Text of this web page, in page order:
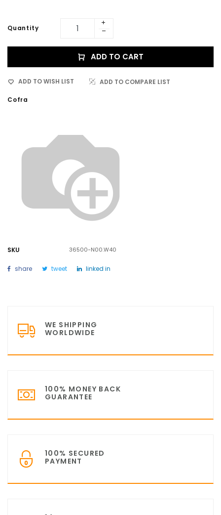
Quantity
ADD TO CART
ADD TO WISH LIST ADD TO COMPARE LIST
Cofra
SKU 36500-N00.W40
share tweet linked in
WE SHIPPING
WORLDWIDE
100% MONEY BACK
GUARANTEE
100% SECURED
PAYMENT